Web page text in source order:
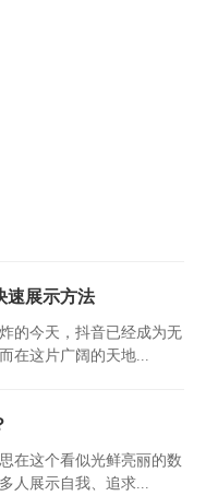
速展示方法
的今天，抖音已经成为无
在这片广阔的天地...
在这个看似光鲜亮丽的数
人展示自我、追求...